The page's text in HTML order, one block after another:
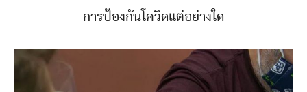
การป้องกันโควิดแต่อย่างใด